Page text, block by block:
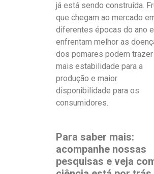
já está sendo construída.
que chegam ao mercado
diferentes épocas do ano e
enfrentam melhor as
dos pomares podem trazer
mais estabilidade para a
produção e maior
disponibilidade para os
consumidores.
Para saber mais:
acompanhe nossas
pesquisas e veja